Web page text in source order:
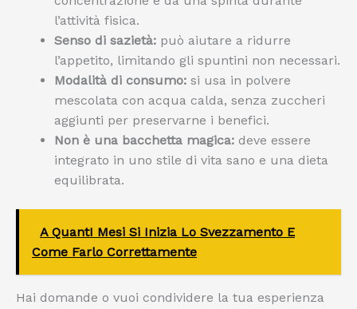
l’attività fisica.
Senso di sazietà: può aiutare a ridurre
l’appetito, limitando gli spuntini non necessari.
Modalità di consumo: si usa in polvere
mescolata con acqua calda, senza zuccheri
aggiunti per preservarne i benefici.
Non è una bacchetta magica: deve essere
integrato in uno stile di vita sano e una dieta
equilibrata.
A QuantI Mesi Si Inizia Lo Svezzamento E
Come Farlo Correttamente
Hai domande o vuoi condividere la tua esperienza